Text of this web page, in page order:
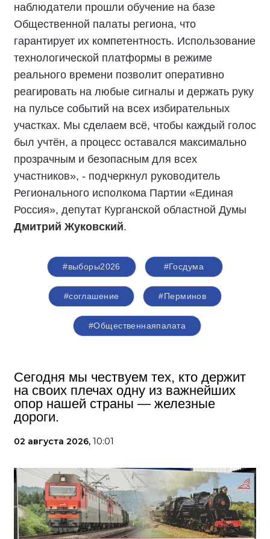
наблюдатели прошли обучение на базе
Общественной палаты региона, что
гарантирует их компетентность. Использование
технологической платформы в режиме
реального времени позволит оперативно
реагировать на любые сигналы и держать руку
на пульсе событий на всех избирательных
участках. Мы сделаем всё, чтобы каждый голос
был учтён, а процесс оставался максимально
прозрачным и безопасным для всех
участников», - подчеркнул руководитель
Регионального исполкома Партии «Единая
Россия», депутат Курганской областной Думы
Дмитрий Жуковский.
#выборы2026 #Госдума
#соглашение #Перминов
#Общественнаяпалата
Сегодня мы чествуем тех, кто держит
на своих плечах одну из важнейших
опор нашей страны — железные
дороги.
02 августа 2026, 10:01